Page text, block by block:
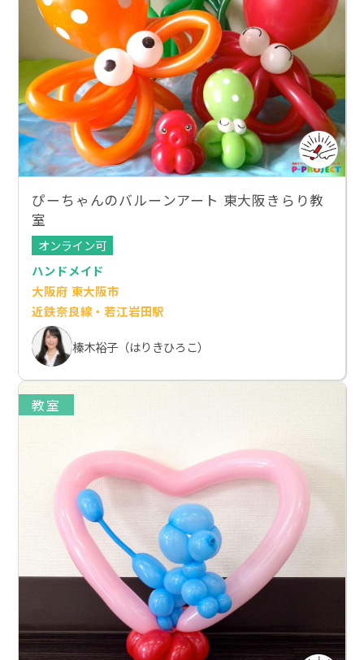
ぴーちゃんのバルーンアート 東大阪きらり教
室
オンライン可
ハンドメイド
大阪府 東大阪市
近鉄奈良線・若江岩田駅
榛木裕子（はりきひろこ）
教室